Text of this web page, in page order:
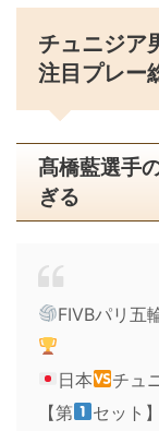
チュニジア
注目プレー
髙橋藍選手
ぎる
FIVBパリ五
日本
チュ
【第
セット